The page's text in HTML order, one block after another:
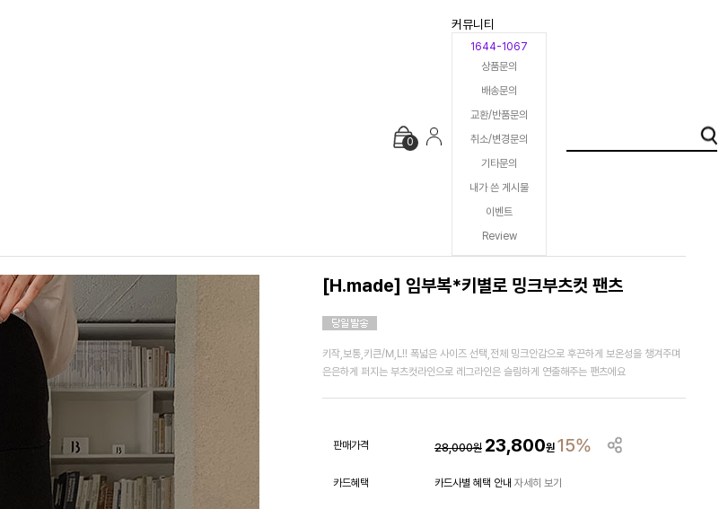
0
커뮤니티
1644-1067
상품문의
배송문의
교환/반품문의
취소/변경문의
기타문의
내가 쓴 게시물
이벤트
Review
[H.made] 임부복*키별로 밍크부츠컷 팬츠
키작,보통,키큰/M,L!! 폭넓은 사이즈 선택,전체 밍크안감으로 후끈하게 보온성을 챙겨주며
은은하게 퍼지는 부츠컷라인으로 레그라인은 슬림하게 연출해주는 팬츠에요
판매가격 28,000원 23,800원 15%
카드혜택 카드사별 혜택 안내 자세히 보기